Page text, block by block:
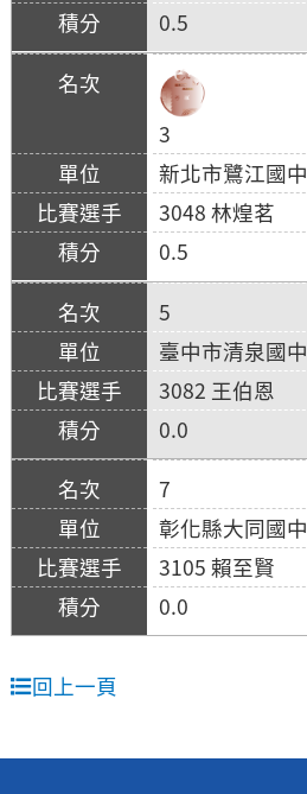
0.5
3
新北市鷺江國中
3048 林煌茗
0.5
5
臺中市清泉國中
3082 王伯恩
0.0
7
彰化縣大同國中
3105 賴至賢
0.0
回上一頁